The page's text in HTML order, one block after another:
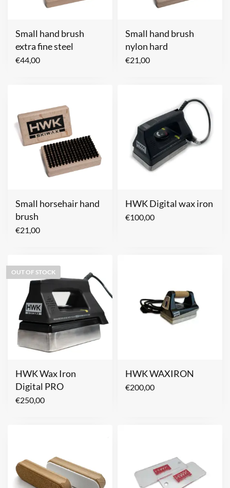
Small hand brush
extra fine steel
€44,00
Small hand brush
nylon hard
€21,00
Small horsehair hand
brush
€21,00
HWK Digital wax iron
€100,00
OUT OF STOCK
HWK Wax Iron
Digital PRO
€250,00
HWK WAXIRON
€200,00